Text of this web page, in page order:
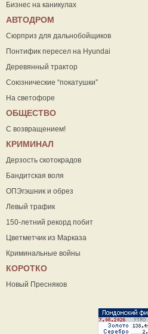
Бизнес на каникулах
АВТОДРОМ
Сюрприз для дальнобойщиков
Понтифик пересел на Hyundai
Деревянный трактор
Союзнические “покатушки”
На светофоре
ОБЩЕСТВО
С возвращением!
КРИМИНАЛ
Дерзость скотокрадов
Бандитская воля
ОПЭгэшник и обрез
Левый трафик
150-летний рекорд побит
Цветметчик из Марказа
Криминальные войны
КОРОТКО
Новый Пресняков